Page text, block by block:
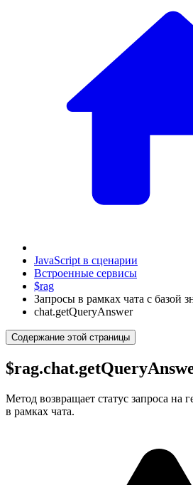
JavaScript в сценарии
Встроенные сервисы
$rag
Запросы в рамках чата с базой
chat.getQueryAnswer
Содержание этой страницы
Метод возвращает статус запроса на
в рамках чата.